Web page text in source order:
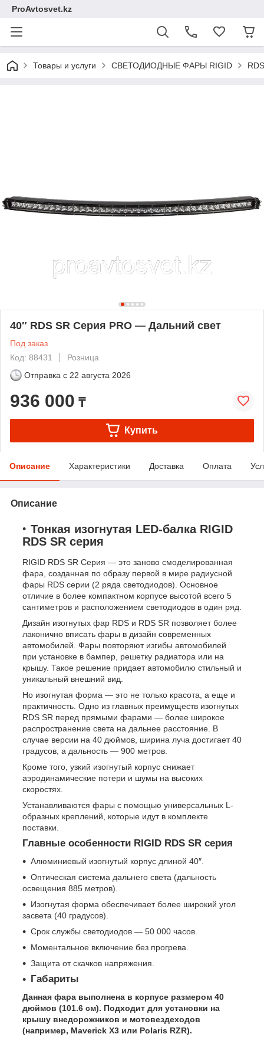
ProAvtosvet.kz
Товары и услуги СВЕТОДИОДНЫЕ ФАРЫ RIGID
40″ RDS SR Серия PRO — Дальний свет
Под заказ
Код: 88431
Розница
Отправка с 22 августа 2026
936 000 ₸
Купить
Описание Характеристики Доставка Оплата
Описание
Тонкая изогнутая LED-балка RIGID
RDS SR серия
RIGID RDS SR Серия — это заново смоделированная
фара, созданная по образу первой в мире радиусной
фары RDS серии (2 ряда светодиодов). Основное
отличие в более компактном корпусе высотой всего 5
сантиметров и расположением светодиодов в один ряд.
Дизайн изогнутых фар RDS и RDS SR позволяет более
лаконично вписать фары в дизайн современных
автомобилей. Фары повторяют изгибы автомобилей
при установке в бампер, решетку радиатора или на
крышу. Такое решение придает автомобилю стильный и
уникальный внешний вид.
Но изогнутая форма — это не только красота, а еще и
практичность. Одно из главных преимуществ изогнутых
RDS SR перед прямыми фарами — более широкое
распространение света на дальнее расстояние. В
случае версии на 40 дюймов, ширина луча достигает 40
градусов, а дальность — 900 метров.
Кроме того, узкий изогнутый корпус снижает
аэродинамические потери и шумы на высоких
скоростях.
Устанавливаются фары с помощью универсальных L-
образных креплений, которые идут в комплекте
поставки.
Главные особенности RIGID RDS SR серия
Алюминиевый изогнутый корпус длиной 40″.
Оптическая система дальнего света (дальность
освещения 885 метров).
Изогнутая форма обеспечивает более широкий угол
засвета (40 градусов).
Срок службы светодиодов — 50 000 часов.
Моментальное включение без прогрева.
Защита от скачков напряжения.
Габариты
Данная фара выполнена в корпусе размером 40
дюймов (101.6 см). Подходит для установки на
крышу внедорожников и мотовездеходов
(например, Maverick X3 или Polaris RZR).